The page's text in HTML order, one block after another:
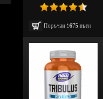
Поръчан 1675 пъти